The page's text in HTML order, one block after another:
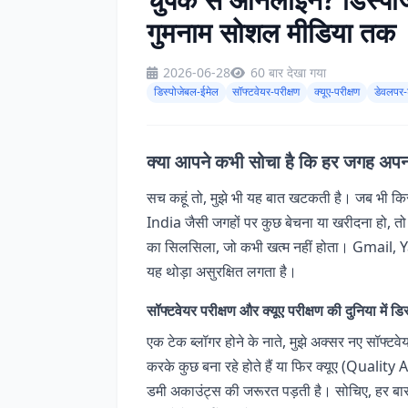
गुमनाम सोशल मीडिया तक
2026-06-28 60 बार देखा गया
डिस्पोजेबल-ईमेल सॉफ्टवेयर-परीक्षण क्यूए-परीक्षण
क्या आपने कभी सोचा है कि हर जगह
सच कहूं तो, मुझे भी यह बात खटकती है। जब भी
India जैसी जगहों पर कुछ बेचना या खरीदना हो,
का सिलसिला, जो कभी खत्म नहीं होता।
यह थोड़ा असुरक्षित लगता है।
सॉफ्टवेयर परीक्षण और क्यूए परीक्षण की दुनिया में
एक टेक ब्लॉगर होने के नाते, मुझे अक्सर नए
करके कुछ बना रहे होते हैं या फिर क्यूए (Quality
डमी अकाउंट्स की जरूरत पड़ती है। सोचिए, हर